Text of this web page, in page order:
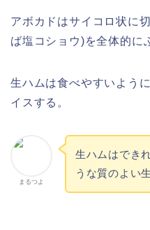
アボカドはサイコロ状に
ば塩コショウ)を全体的に
生ハムは食べやすいよう
イスする。
まるつよ
生ハムはでき
うな質のよい